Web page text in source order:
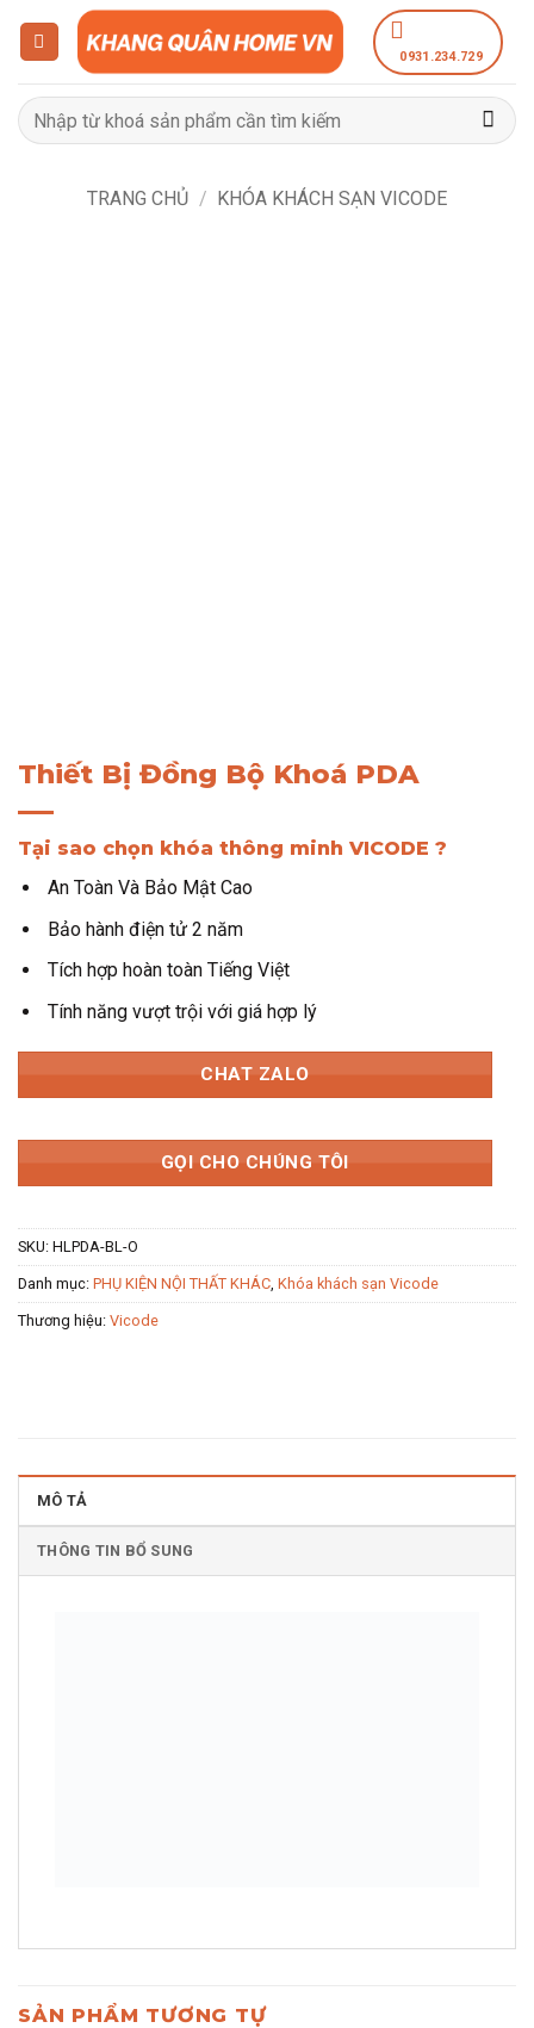
dung
0931.234.729
Tìm
kiếm:
TRANG CHỦ / KHÓA KHÁCH SẠN VICODE
Thiết Bị Đồng Bộ Khoá PDA
Tại sao chọn khóa thông minh VICODE ?
An Toàn Và Bảo Mật Cao
Bảo hành điện tử 2 năm
Tích hợp hoàn toàn Tiếng Việt
Tính năng vượt trội với giá hợp lý
CHAT ZALO
GỌI CHO CHÚNG TÔI
SKU: HLPDA-BL-O
Danh mục: PHỤ KIỆN NỘI THẤT KHÁC Khóa khách sạn Vicode
Thương hiệu: Vicode
MÔ TẢ
THÔNG TIN BỔ SUNG
SẢN PHẨM TƯƠNG TỰ